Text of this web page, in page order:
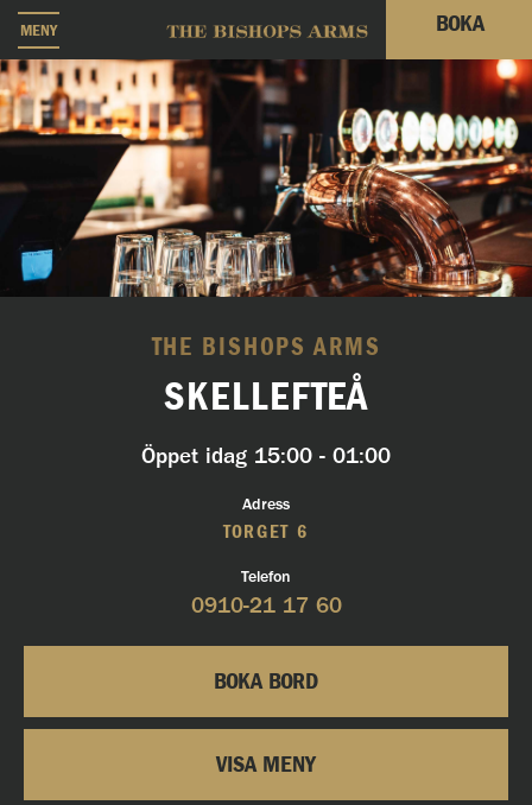
MENY BOKA
THE BISHOPS ARMS
SKELLEFTEÅ
Öppet idag 15:00 - 01:00
Adress
TORGET 6
Telefon
0910-21 17 60
BOKA BORD
VISA MENY